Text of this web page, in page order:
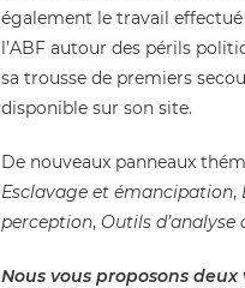
également le travail effectué
l’ABF autour des périls
sa trousse de premiers
disponible sur son site.
De nouveaux panneaux
Esclavage et émancipation,
perception, Outils d’analyse
Nous vous proposons